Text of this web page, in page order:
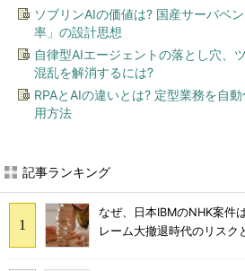
ソブリンAIの価値は? 国産サーバベ
率」の設計思想
自律型AIエージェントの落とし穴、
混乱を解消するには?
RPAとAIの違いとは? 定型業務を自
用方法
記事ランキング
なぜ、日本IBMのNHK案
レーム大撤退時代のリスク